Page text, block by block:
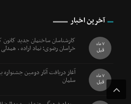
آخرین اخبار
کارشناسان ساختمان جدید
خراسان رضوی؛ نماد اراده ، 7 ماه
قبل
آغاز دریافت آثار دومین
سلمان 7 ماه
قبل